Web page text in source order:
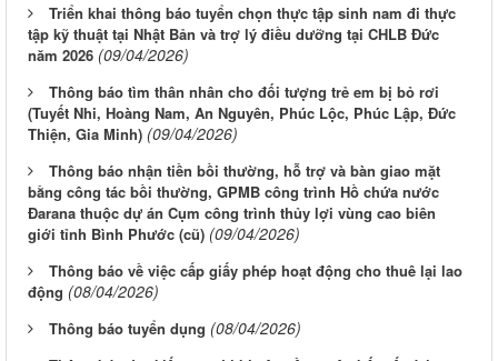
Triển khai thông báo tuyển chọn thực tập sinh nam đi thực
tập kỹ thuật tại Nhật Bản và trợ lý điều dưỡng tại CHLB Đức
năm 2026 (09/04/2026)
Thông báo tìm thân nhân cho đối tượng trẻ em bị bỏ rơi
(Tuyết Nhi, Hoàng Nam, An Nguyên, Phúc Lộc, Phúc Lập, Đức
Thiện, Gia Minh) (09/04/2026)
Thông báo nhận tiền bồi thường, hỗ trợ và bàn giao mặt
bằng công tác bồi thường, GPMB công trình Hồ chứa nước
Đarana thuộc dự án Cụm công trình thủy lợi vùng cao biên
giới tỉnh Bình Phước (cũ) (09/04/2026)
Thông báo về việc cấp giấy phép hoạt động cho thuê lại lao
động (08/04/2026)
Thông báo tuyển dụng (08/04/2026)